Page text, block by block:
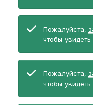
Пожалуйста,
чтобы
Пожалуйста,
чтобы